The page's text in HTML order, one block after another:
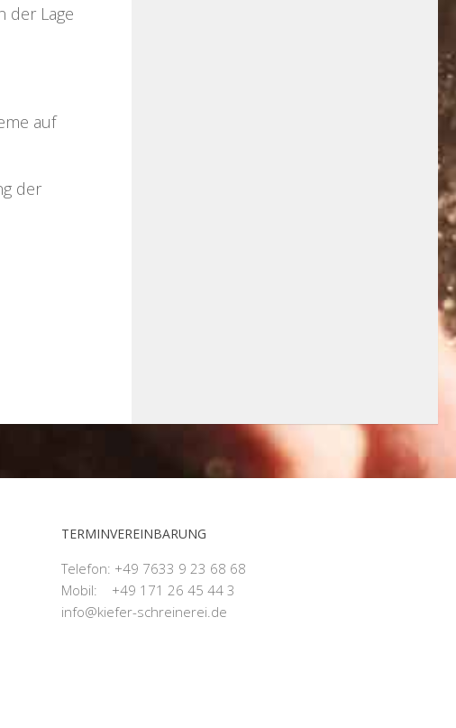
der Lage
auf
der
TERMINVEREINBARUNG
Telefon: +49 7633 9 23 68 68
Mobil: +49 171 26 45 44 3
info@kiefer-schreinerei.de